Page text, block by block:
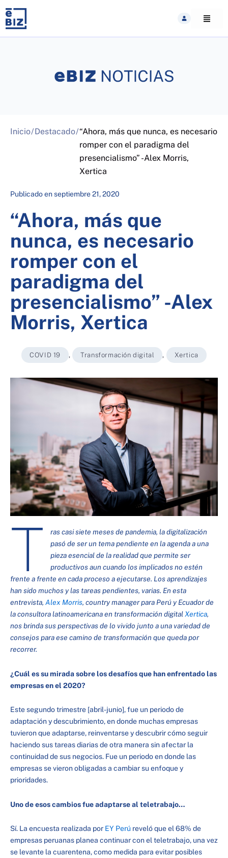
content
Inicio/Destacado/“Ahora, más que nunca, es necesario
romper con el paradigma del
presencialismo” -Alex Morris,
Xertica
Publicado enseptiembre 21, 2020
“Ahora, más que
nunca, es necesario
romper con el
paradigma del
presencialismo” -Alex
Morris, Xertica
COVID 19 , Transformación digital , Xertica
T
ras casi siete meses de pandemia, la digitalización
pasó de ser un tema pendiente en la agenda a una
pieza esencial de la realidad que permite ser
productivos aun cuando los implicados no estén
frente a frente en cada proceso a ejecutarse. Los aprendizajes
han sido muchos y las tareas pendientes, varias. En esta
entrevista, Alex Morris, country manager para Perú y Ecuador de
la consultora latinoamericana en transformación digitalXertica,
nos brinda sus perspectivas de lo vivido junto a una variedad de
consejos para ese camino de transformación que queda por
recorrer.
¿Cuál es su mirada sobre los desafíos que han enfrentado las
empresas en el 2020?
Este segundo trimestre [abril-junio], fue un periodo de
adaptación y descubrimiento, en donde muchas empresas
tuvieron que adaptarse, reinventarse y descubrir cómo seguir
haciendo sus tareas diarias de otra manera sin afectar la
continuidad de sus negocios. Fue un periodo en donde las
empresas se vieron obligadas a cambiar su enfoque y
prioridades.
Uno de esos cambios fue adaptarse al teletrabajo…
Sí. La encuesta realizada por EY Perú reveló que el 68% de
empresas peruanas planea continuar con el teletrabajo, una vez
se levante la cuarentena, como medida para evitar posibles